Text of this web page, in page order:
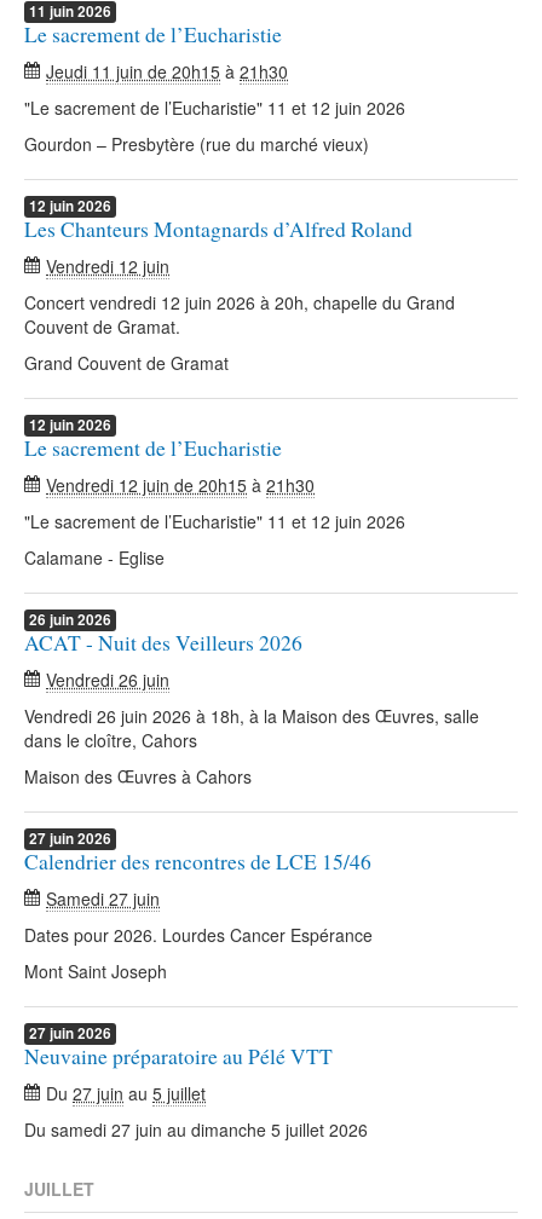
11 juin2026
Le sacrement de l’Eucharistie
Jeudi 11 juin de 20h15 à 21h30
"Le sacrement de l’Eucharistie" 11 et 12 juin 2026
Gourdon – Presbytère (rue du marché vieux)
12 juin2026
Les Chanteurs Montagnards d’Alfred Roland
Vendredi 12 juin
Concert vendredi 12 juin 2026 à 20h, chapelle du Grand
Couvent de Gramat.
Grand Couvent de Gramat
12 juin2026
Le sacrement de l’Eucharistie
Vendredi 12 juin de 20h15 à 21h30
"Le sacrement de l’Eucharistie" 11 et 12 juin 2026
Calamane - Eglise
26 juin2026
ACAT - Nuit des Veilleurs 2026
Vendredi 26 juin
Vendredi 26 juin 2026 à 18h, à la Maison des Œuvres, salle
dans le cloître, Cahors
Maison des Œuvres à Cahors
27juin2026
Calendrier des rencontres de LCE 15/46
Samedi 27 juin
Dates pour 2026. Lourdes Cancer Espérance
Mont Saint Joseph
27juin2026
Neuvaine préparatoire au Pélé VTT
Du 27 juin au 5 juillet
Du samedi 27 juin au dimanche 5 juillet 2026
JUILLET